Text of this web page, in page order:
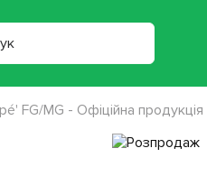
FG/MG - Офіційна продукція